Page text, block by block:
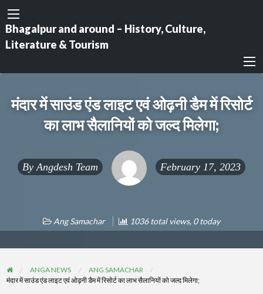
Bhagalpur and around – History, Culture,
Literature & Tourism
मंदार में साउंड एंड लाइट एवं ओढ़नी डैम में रिसोर्ट
का लाभ सैलानियों को जल्द मिलेगा;
By Angdesh Team February 17, 2023
Ang Samachar 1036 total views, 0 today
ANGA NEWS
ANG SAMACHAR
मंदार में साउंड एंड लाइट एवं ओढ़नी डैम में रिसोर्ट का लाभ सैलानियों को जल्द मिलेगा;